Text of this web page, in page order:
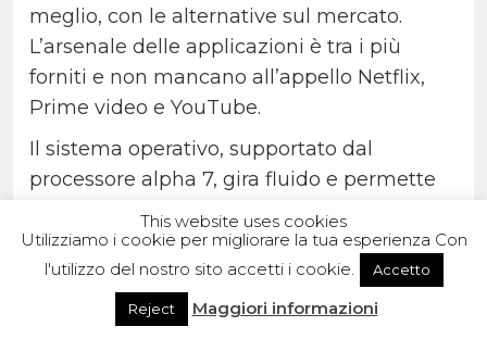
meglio, con le alternative sul mercato.
L’arsenale delle applicazioni è tra i più
forniti e non mancano all’appello Netflix,
Prime video e YouTube.
Il sistema operativo, supportato dal
processore alpha 7, gira fluido e permette
di accedere ai contenuti in modo rapido e
semplice.La tv è predisposta per dialogare
con i nuovi strumenti di assistenza
domotica, Amazon Alexa e Google
Assistant.Ottimi risultati anche
This website uses cookies
Utilizziamo i cookie per migliorare la tua esperienza Con
l'utilizzo del nostro sito accetti i cookie.
Accetto
Reject Maggiori informazioni